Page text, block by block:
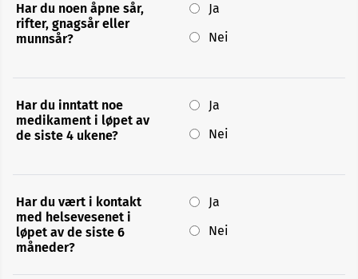
Har du noen åpne sår,
rifter, gnagsår eller
munnsår?
Ja
Nei
Har du inntatt noe
medikament i løpet av
de siste 4 ukene?
Ja
Nei
Har du vært i kontakt
med helsevesenet i
løpet av de siste 6
måneder?
Ja
Nei